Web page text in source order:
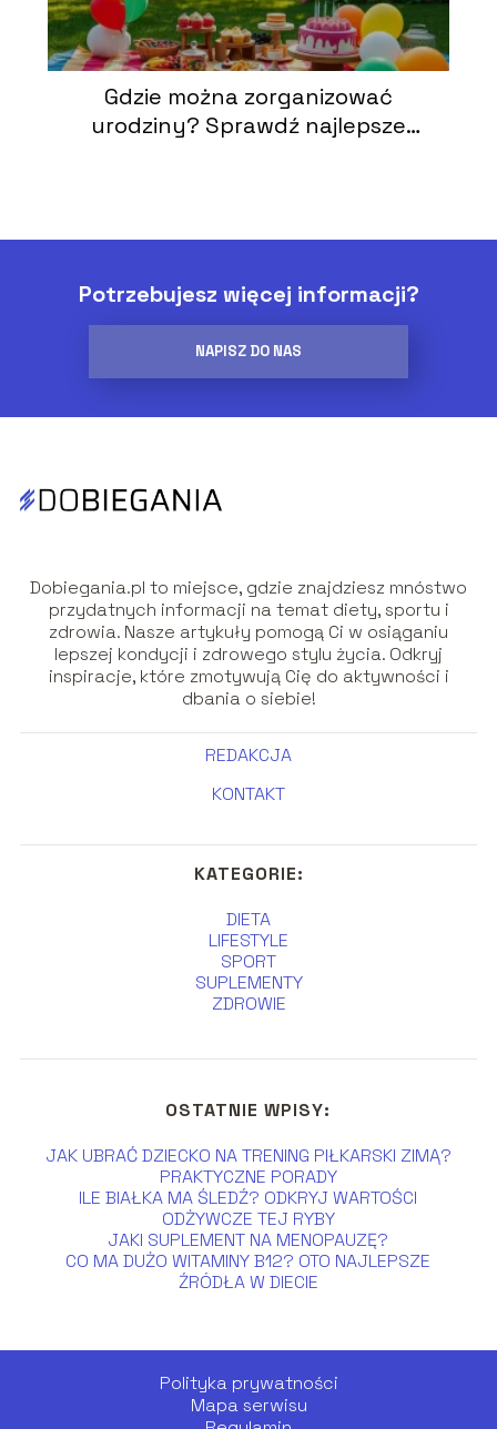
Gdzie można zorganizować
urodziny? Sprawdź najlepsze
Potrzebujesz więcej informacji?
NAPISZ DO NAS
Dobiegania.pl to miejsce, gdzie znajdziesz mnóstwo
przydatnych informacji na temat diety, sportu i
zdrowia. Nasze artykuły pomogą Ci w osiąganiu
lepszej kondycji i zdrowego stylu życia. Odkryj
inspiracje, które zmotywują Cię do aktywności i
dbania o siebie!
REDAKCJA
KONTAKT
KATEGORIE:
DIETA
LIFESTYLE
SPORT
SUPLEMENTY
ZDROWIE
OSTATNIE WPISY:
JAK UBRAĆ DZIECKO NA TRENING PIŁKARSKI ZIMĄ?
PRAKTYCZNE PORADY
ILE BIAŁKA MA ŚLEDŹ? ODKRYJ WARTOŚCI
ODŻYWCZE TEJ RYBY
JAKI SUPLEMENT NA MENOPAUZĘ?
CO MA DUŻO WITAMINY B12? OTO NAJLEPSZE
ŹRÓDŁA W DIECIE
Polityka prywatności
Mapa serwisu